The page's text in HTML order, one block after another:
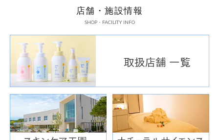
店舗・施設情報
SHOP・FACILITY INFO